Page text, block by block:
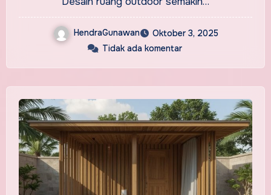
HendraGunawan
Oktober 3, 2025
Tidak ada komentar